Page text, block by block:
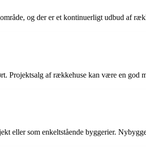
og der er et kontinuerligt udbud af
Projektsalg af rækkehuse kan være en god
eller som enkeltstående byggerier.